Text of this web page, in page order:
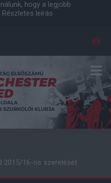
hogy a legjobb
Részletes leírás
2015/16-os szerelését